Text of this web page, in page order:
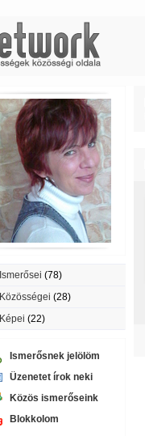
Ismerősei (78)
Közösségei (28)
Képei (22)
Ismerősnek jelölöm
Üzenetet írok neki
Közös ismerőseink
Blokkolom